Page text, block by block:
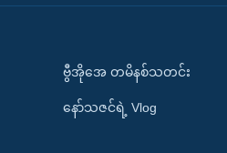
ဗွီအိုအေ တမိနစ်သတင်း
နော်သဇင်ရဲ့ Vlog